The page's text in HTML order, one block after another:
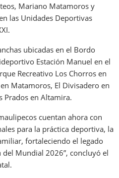
Mariano Matamoros y
las Unidades Deportivas
ubicadas en el Bordo
Estación Manuel en el
Recreativo Los Chorros en
Matamoros, El Divisadero en
Prados en Altamira.
cuentan ahora con
para la práctica deportiva, la
fortaleciendo el legado
Mundial 2026”, concluyó el